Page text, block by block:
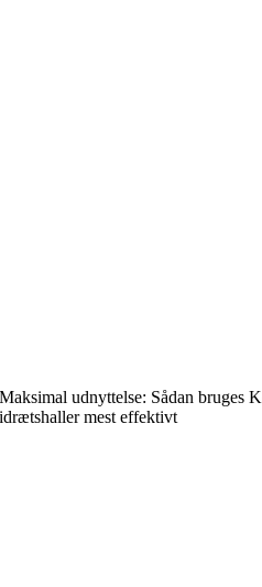
Maksimal udnyttelse: Sådan bruges
idrætshaller mest effektivt